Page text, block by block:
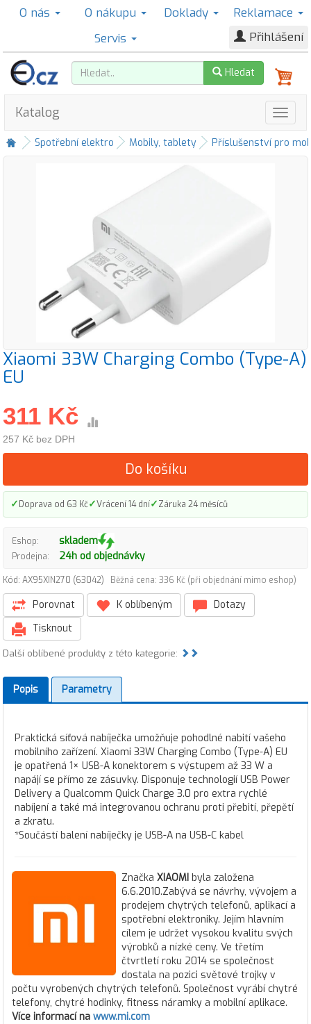
O nás O nákupu Doklady
Reklamace
Servis
Přihlášení
Hledat
Katalog
Spotřební elektro Mobily, tablety Příslušenství pro
Xiaomi 33W Charging Combo (Type-A)
EU
311 Kč
257 Kč bez DPH
Do košíku
✓Doprava od 63 Kč✓Vrácení 14 dní✓Záruka 24 měsíců
Eshop: skladem
Prodejna: 24h od objednávky
Kód: AX95XIN270 (63042) Běžná cena: 336 Kč (při objednání mimo eshop)
Porovnat K oblíbeným
Dotazy
Tisknout
Další oblíbené produkty z této kategorie:
Popis Parametry
Praktická síťová nabíječka umožňuje pohodlné nabití vašeho
mobilního zařízení. Xiaomi 33W Charging Combo (Type-A) EU
je opatřená 1× USB-A konektorem s výstupem až 33 W a
napájí se přímo ze zásuvky. Disponuje technologií USB Power
Delivery a Qualcomm Quick Charge 3.0 pro extra rychlé
nabíjení a také má integrovanou ochranu proti přebití, přepětí
a zkratu.
*Součástí balení nabíječky je USB-A na USB-C kabel
Značka XIAOMI byla založena
6.6.2010.Zabývá se návrhy, vývojem a
prodejem chytrých telefonů, aplikací a
spotřební elektroniky. Jejím hlavním
cílem je udržet vysokou kvalitu svých
výrobků a nízké ceny. Ve třetím
čtvrtletí roku 2014 se společnost
dostala na pozici světové trojky v
počtu vyrobených chytrých telefonů. Společnost vyrábí chytré
telefony, chytré hodinky, fitness náramky a mobilní aplikace.
Více informací na www.mi.com